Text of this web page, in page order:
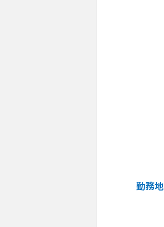
勤務地